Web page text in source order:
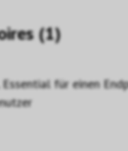
Accessoires (1)
für einen